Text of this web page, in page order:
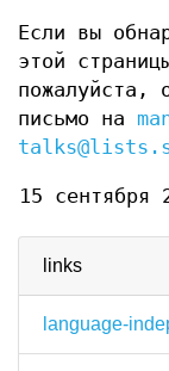
links
language-
Если вы
этой
пожалуйста,
письмо на
15 сентября